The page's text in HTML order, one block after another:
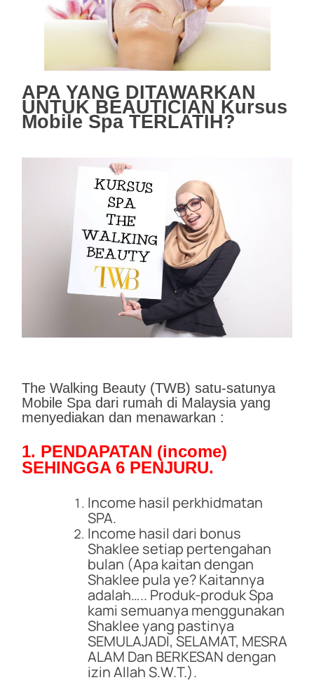
APA YANG DITAWARKAN
UNTUK BEAUTICIAN Kursus
Mobile Spa TERLATIH?
The Walking Beauty (TWB) satu-satunya
Mobile Spa dari rumah di Malaysia yang
menyediakan dan menawarkan :
1. PENDAPATAN (income)
SEHINGGA 6 PENJURU.
Income hasil perkhidmatan
SPA.
Income hasil dari bonus
Shaklee setiap pertengahan
bulan (Apa kaitan dengan
Shaklee pula ye? Kaitannya
adalah….. Produk-produk Spa
kami semuanya menggunakan
Shaklee yang pastinya
SEMULAJADI, SELAMAT, MESRA
ALAM Dan BERKESAN dengan
izin Allah S.W.T.).